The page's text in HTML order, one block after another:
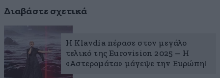
Διαβάστε σχετικά
Η Klavdia πέρασε στον μεγάλο
τελικό της Eurovision 2025 – Η
«Αστερομάτα» μάγεψε την Ευρώπη!